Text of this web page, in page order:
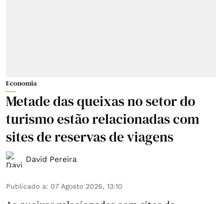
Economia
Metade das queixas no setor do
turismo estão relacionadas com
sites de reservas de viagens
David Pereira
Publicado a: 07 Agosto 2026, 13:10